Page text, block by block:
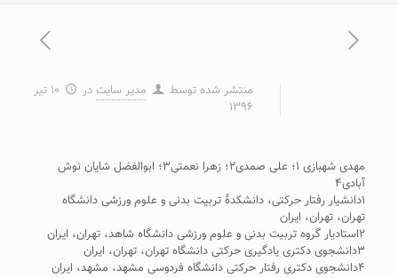
منتشر شده توسط مدیر سایت در
۱۰ تیر
۱۳۹۶
مهدی شهبازی ۱؛ علی صمدی۲؛ زهرا نعمتی۳؛ ابوالفضل شایان نوش
آبادی۴
۱دانشیار رفتار حرکتی، دانشکدۀ تربیت بدنی و علوم ورزشی دانشگاه
تهران، تهران، ایران
۲استادیار گروه تربیت بدنی و علوم ورزشی دانشگاه شاهد، تهران، ایران
۳دانشجوی دکتری یادگیری حرکتی دانشگاه تهران، تهران، ایران
۴دانشجوی دکتری رفتار حرکتی دانشگاه فردوسی مشهد، مشهد، ایران